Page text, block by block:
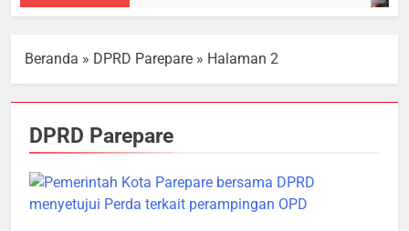
Beranda » DPRD Parepare » Halaman 2
DPRD Parepare